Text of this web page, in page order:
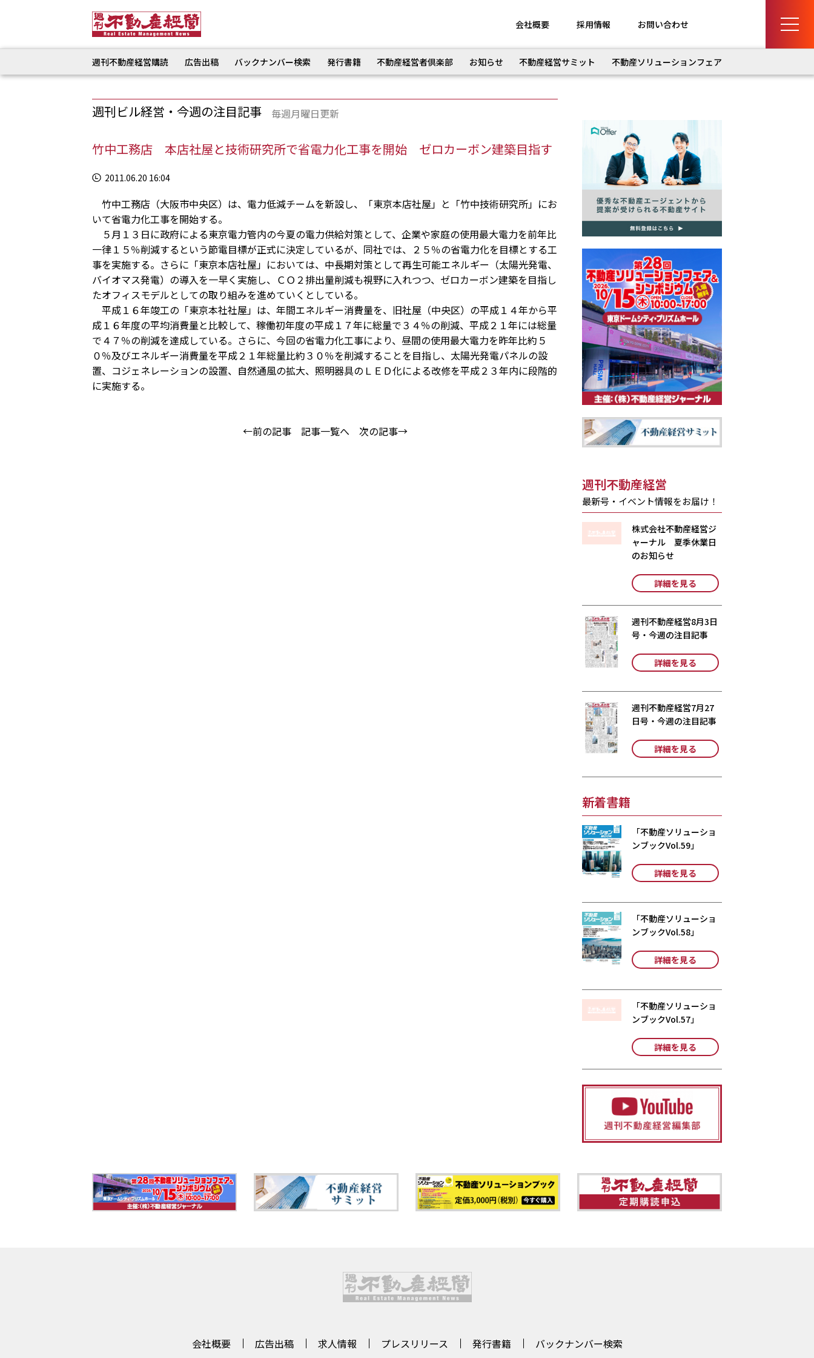
会社概要 採用情報 お問い合わせ
週刊不動産経営購読 広告出稿 バックナンバー検索 発行書籍 不動産経営者倶楽部 お知らせ 不動産経営サミット 不動産ソリューションフェア
週刊ビル経営・今週の注目記事 毎週月曜日更新
竹中工務店 本店社屋と技術研究所で省電力化工事を開始 ゼロカーボン建築目指す
2011.06.20 16:04
竹中工務店（大阪市中央区）は、電力低減チームを新設し、「東京本店社屋」と「竹中技術研究所」にお
いて省電力化工事を開始する。
５月１３日に政府による東京電力管内の今夏の電力供給対策として、企業や家庭の使用最大電力を前年比
一律１５％削減するという節電目標が正式に決定しているが、同社では、２５％の省電力化を目標とする工
事を実施する。さらに「東京本店社屋」においては、中長期対策として再生可能エネルギー（太陽光発電、
バイオマス発電）の導入を一早く実施し、ＣＯ２排出量削減も視野に入れつつ、ゼロカーボン建築を目指し
たオフィスモデルとしての取り組みを進めていくとしている。
平成１６年竣工の「東京本社社屋」は、年間エネルギー消費量を、旧社屋（中央区）の平成１４年から平
成１６年度の平均消費量と比較して、稼働初年度の平成１７年に総量で３４％の削減、平成２１年には総量
で４７％の削減を達成している。さらに、今回の省電力化工事により、昼間の使用最大電力を昨年比約５
０％及びエネルギー消費量を平成２１年総量比約３０％を削減することを目指し、太陽光発電パネルの設
置、コジェネレーションの設置、自然通風の拡大、照明器具のＬＥＤ化による改修を平成２３年内に段階的
に実施する。
←前の記事 記事一覧へ 次の記事→
週刊不動産経営
最新号・イベント情報をお届け！
株式会社不動産経営ジ
ャーナル 夏季休業日
のお知らせ
詳細を見る
週刊不動産経営8月3日
号・今週の注目記事
詳細を見る
週刊不動産経営7月27
日号・今週の注目記事
詳細を見る
新着書籍
「不動産ソリューショ
ンブックVol.59」
詳細を見る
「不動産ソリューショ
ンブックVol.58」
詳細を見る
「不動産ソリューショ
ンブックVol.57」
詳細を見る
会社概要 広告出稿 求人情報 プレスリリース 発行書籍 バックナンバー検索